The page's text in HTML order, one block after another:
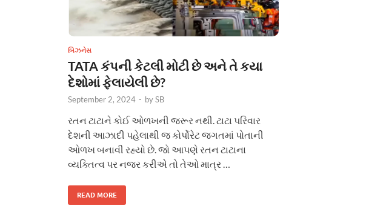
બિઝનેસ
TATA કંપની કેટલી મોટી છે અને તે કયા
દેશોમાં ફેલાયેલી છે?
September 2, 2024 - bySB
રતન ટાટાને કોઈ ઓળખની જરૂર નથી. ટાટા પરિવાર
દેશની આઝાદી પહેલાથી જ કોર્પોરેટ જગતમાં પોતાની
ઓળખ બનાવી રહ્યો છે. જો આપણે રતન ટાટાના
વ્યક્તિત્વ પર નજર કરીએ તો તેઓ માત્ર …
READ MORE